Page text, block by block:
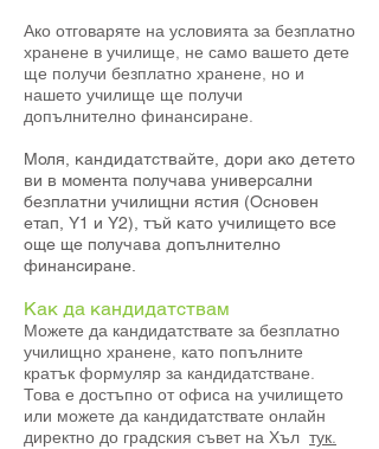
Ако отговаряте на условията за безплатно
хранене в училище, не само вашето дете
ще получи безплатно хранене, но и
нашето училище ще получи
допълнително финансиране.
Моля, кандидатствайте, дори ако детето
ви в момента получава универсални
безплатни училищни ястия (Основен
етап, Y1 и Y2), тъй като училището все
още ще получава допълнително
финансиране.
Как да кандидатствам
Можете да кандидатствате за безплатно
училищно хранене, като попълните
кратък формуляр за кандидатстване.
Това е достъпно от офиса на училището
или можете да кандидатствате онлайн
директно до градския съвет на Хъл тук.